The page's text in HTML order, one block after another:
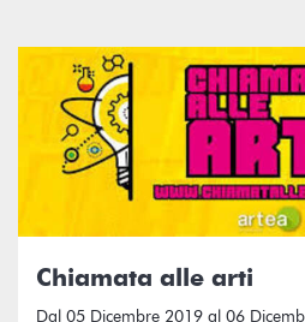
Chiamata alle arti
Dal 05 Dicembre 2019 al 06